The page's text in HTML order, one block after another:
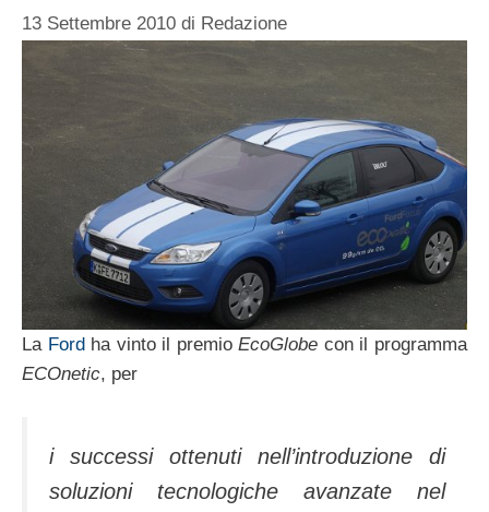
13 Settembre 2010 di Redazione
La Ford ha vinto il premioEcoGlobe con il programma
ECOnetic, per
i successi ottenuti nell’introduzione di
soluzioni tecnologiche avanzate nel